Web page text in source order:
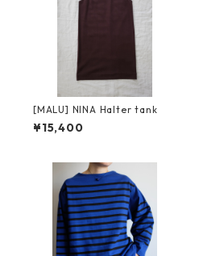
[MALU] NINA Halter tank
¥15,400